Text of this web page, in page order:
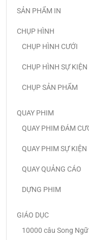
SẢN PHẨM IN
CHỤP HÌNH
CHỤP HÌNH CƯỚI
CHỤP HÌNH SỰ KIỆN
CHỤP SẢN PHẨM
QUAY PHIM
QUAY PHIM ĐÁM
QUAY PHIM SỰ KIỆN
QUAY QUẢNG CÁO
DỰNG PHIM
GIÁO DỤC
10000 câu Song